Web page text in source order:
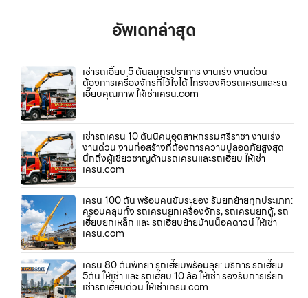
อัพเดทล่าสุด
เช่ารถเฮี๊ยบ 5 ตันสมุทรปราการ งานเร่ง งานด่วน
ต้องการเครื่องจักรที่ไว้ใจได้ โทรจองคิวรถเครนและรถ
เฮี๊ยบคุณภาพ ให้เช่าเครน.com
เช่ารถเครน 10 ตันนิคมอุตสาหกรรมศรีราชา งานเร่ง
งานด่วน งานก่อสร้างที่ต้องการความปลอดภัยสูงสุด
นึกถึงผู้เชี่ยวชาญด้านรถเครนและรถเฮี๊ยบ ให้เช่า
เครน.com
เครน 100 ตัน พร้อมคนขับระยอง รับยกย้ายทุกประเภท:
ครอบคลุมทั้ง รถเครนยกเครื่องจักร, รถเครนยกตู้, รถ
เฮี๊ยบยกเหล็ก และ รถเฮี๊ยบย้ายบ้านน็อคดาวน์ ให้เช่า
เครน.com
เครน 80 ตันพัทยา รถเฮี๊ยบพร้อมลุย: บริการ รถเฮี๊ยบ
5ตัน ให้เช่า และ รถเฮี๊ยบ 10 ล้อ ให้เช่า รองรับการเรียก
เช่ารถเฮี๊ยบด่วน ให้เช่าเครน.com